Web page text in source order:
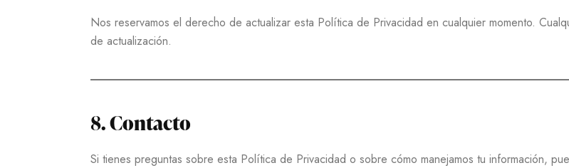
Nos reservamos el derecho de actualizar esta Política de Privacidad en cualquier momento.
de actualización.
8. Contacto
Si tienes preguntas sobre esta Política de Privacidad o sobre cómo manejamos tu información,